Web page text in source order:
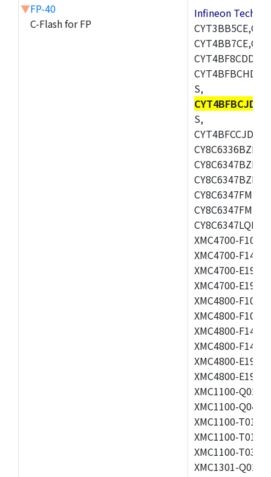
▼FP-40
C-Flash for FP
Infineon
S,
S,
CY8C6336BZI-
CY8C6347BZI-
CY8C6347BZI-
CY8C6347FMI-
CY8C6347FMI-
CY8C6347LQI-
XMC4700-
XMC4700-
XMC4700-
XMC4700-
XMC4800-
XMC4800-
XMC4800-
XMC4800-
XMC4800-
XMC4800-
XMC1100-
XMC1100-
XMC1100-
XMC1100-
XMC1100-
XMC1301-